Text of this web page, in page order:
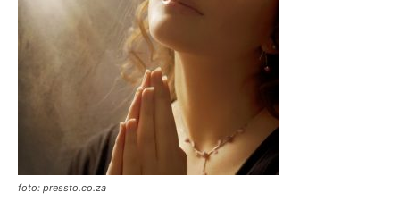
foto: pressto.co.za